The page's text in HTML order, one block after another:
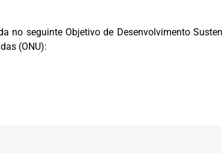
no seguinte Objetivo de Desenvolvimento
(ONU):